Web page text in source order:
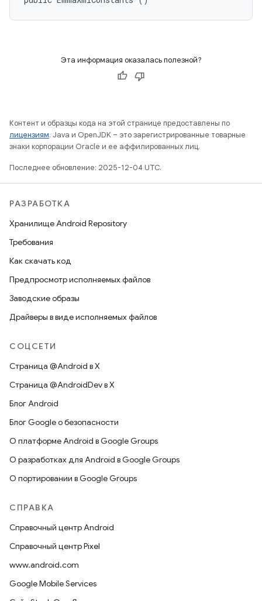
Эта информация оказалась полезной?
Контент и образцы кода на этой странице предоставлены по
лицензиям. Java и OpenJDK – это зарегистрированные товарные
знаки корпорации Oracle и ее аффилированных лиц.
Последнее обновление: 2025-12-04 UTC.
РАЗРАБОТКА
Хранилище Android Repository
Требования
Как скачать код
Предпросмотр исполняемых файлов
Заводские образы
Драйверы в виде исполняемых файлов
СОЦСЕТИ
Страница @Android в X
Страница @AndroidDev в X
Блог Android
Блог Google о безопасности
О платформе Android в Google Groups
О разработках для Android в Google Groups
О портировании в Google Groups
СПРАВКА
Справочный центр Android
Справочный центр Pixel
www.android.com
Google Mobile Services